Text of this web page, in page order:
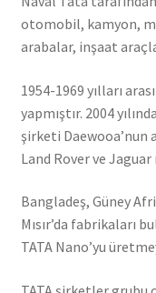
otomobil, kamyon,
arabalar, inşaat
1954-1969 yılları
yapmıştır. 2004
şirketi Daewooa’nun
Land Rover ve
Bangladeş, Güney
Mısır’da fabrikaları
TATA Nano’yu